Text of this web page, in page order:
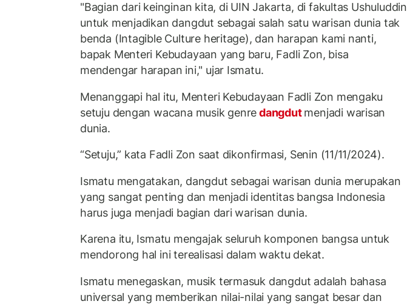
"Bagian dari keinginan kita, di UIN Jakarta, di fakultas Ushuluddin
untuk menjadikan dangdut sebagai salah satu warisan dunia tak
benda (Intagible Culture heritage), dan harapan kami nanti,
bapak Menteri Kebudayaan yang baru, Fadli Zon, bisa
mendengar harapan ini," ujar Ismatu.
Menanggapi hal itu, Menteri Kebudayaan Fadli Zon mengaku
setuju dengan wacana musik genredangdutmenjadi warisan
dunia.
“Setuju,” kata Fadli Zon saat dikonfirmasi, Senin (11/11/2024).
Ismatu mengatakan, dangdut sebagai warisan dunia merupakan
yang sangat penting dan menjadi identitas bangsa Indonesia
harus juga menjadi bagian dari warisan dunia.
Karena itu, Ismatu mengajak seluruh komponen bangsa untuk
mendorong hal ini terealisasi dalam waktu dekat.
Ismatu menegaskan, musik termasuk dangdut adalah bahasa
universal yang memberikan nilai-nilai yang sangat besar dan